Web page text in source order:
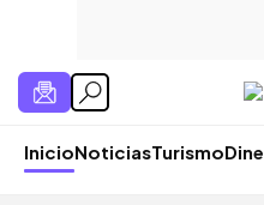
InicioNoticiasTurismo